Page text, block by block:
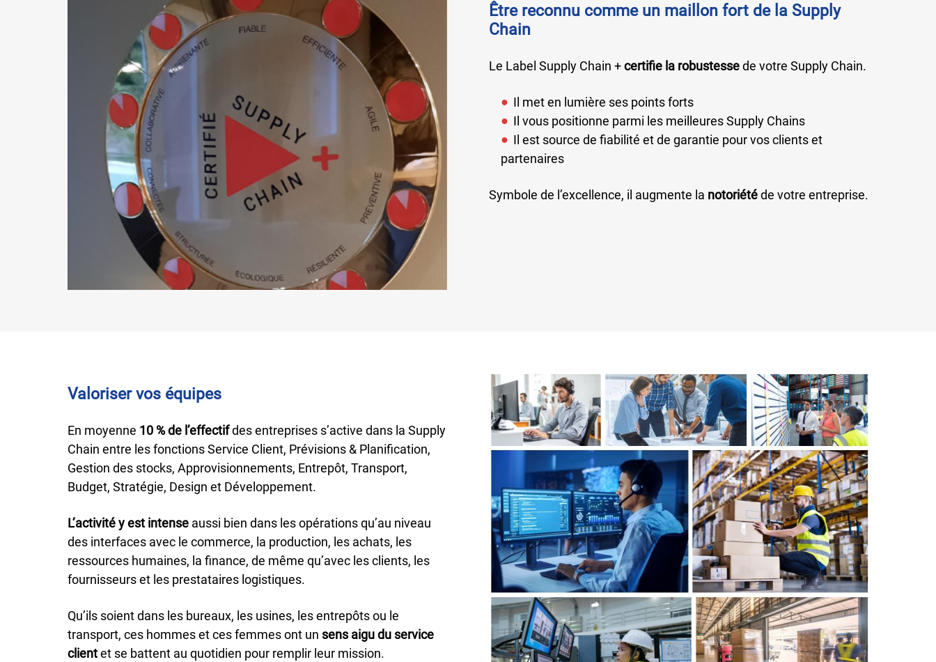
Être reconnu comme un maillon fort de la Supply
Chain
Le Label Supply Chain +certifie la robustessede votre Supply Chain.
Il met en lumière ses points forts
Il vous positionne parmi les meilleures Supply Chains
Il est source de fiabilité et de garantie pour vos clients et
partenaires
Symbole de l’excellence, il augmente la notoriétéde votre entreprise.
Valoriser vos équipes
En moyenne 10 % de l’effectifdes entreprises s’active dans la Supply
Chain entre les fonctions Service Client, Prévisions & Planification,
Gestion des stocks, Approvisionnements, Entrepôt, Transport,
Budget, Stratégie, Design et Développement.
L’activité y est intense aussi bien dans les opérations qu’au niveau
des interfaces avec le commerce, la production, les achats, les
ressources humaines, la finance, de même qu’avec les clients, les
fournisseurs et les prestataires logistiques.
Qu’ils soient dans les bureaux, les usines, les entrepôts ou le
transport, ces hommes et ces femmes ont un sens aigu du service
clientet se battent au quotidien pour remplir leur mission.